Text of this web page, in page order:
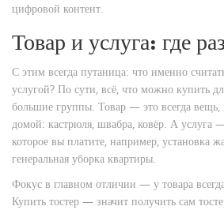
цифровой контент.
Товар и услуга: где
С этим всегда путаница: что именно
услугой? По сути, всё, что можно купить
большие группы. Товар — это всегда вещь,
домой: кастрюля, швабра, ковёр. А услуга
которое вы платите, например, установка
генеральная уборка квартиры.
Фокус в главном отличии — у товара
Купить тостер — значит получить сам